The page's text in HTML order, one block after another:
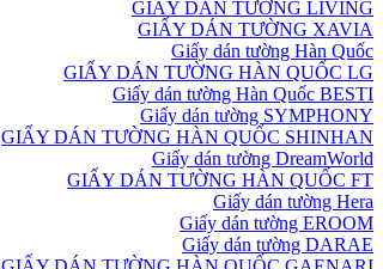
GIẤY DÁN TƯỜNG LIVING
GIẤY DÁN TƯỜNG XAVIA
Giấy dán tường Hàn Quốc
GIẤY DÁN TƯỜNG HÀN QUỐC LG
Giấy dán tường Hàn Quốc BESTI
Giấy dán tường SYMPHONY
GIẤY DÁN TƯỜNG HÀN QUỐC SHINHAN
Giấy dán tường DreamWorld
GIẤY DÁN TƯỜNG HÀN QUỐC FT
Giấy dán tường Hera
Giấy dán tường EROOM
Giấy dán tường DARAE